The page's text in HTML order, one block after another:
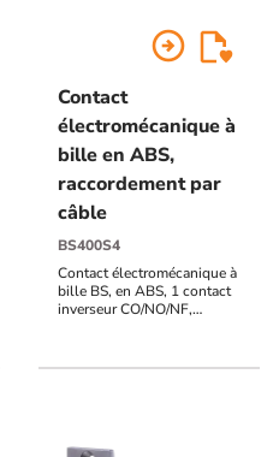
arrow_circle_right
Contact
électromécanique à
bille en ABS,
raccordement par
câble
BS400S4
Contact électromécanique à
bille BS, en ABS, 1 contact
inverseur CO/NO/NF,
coupure